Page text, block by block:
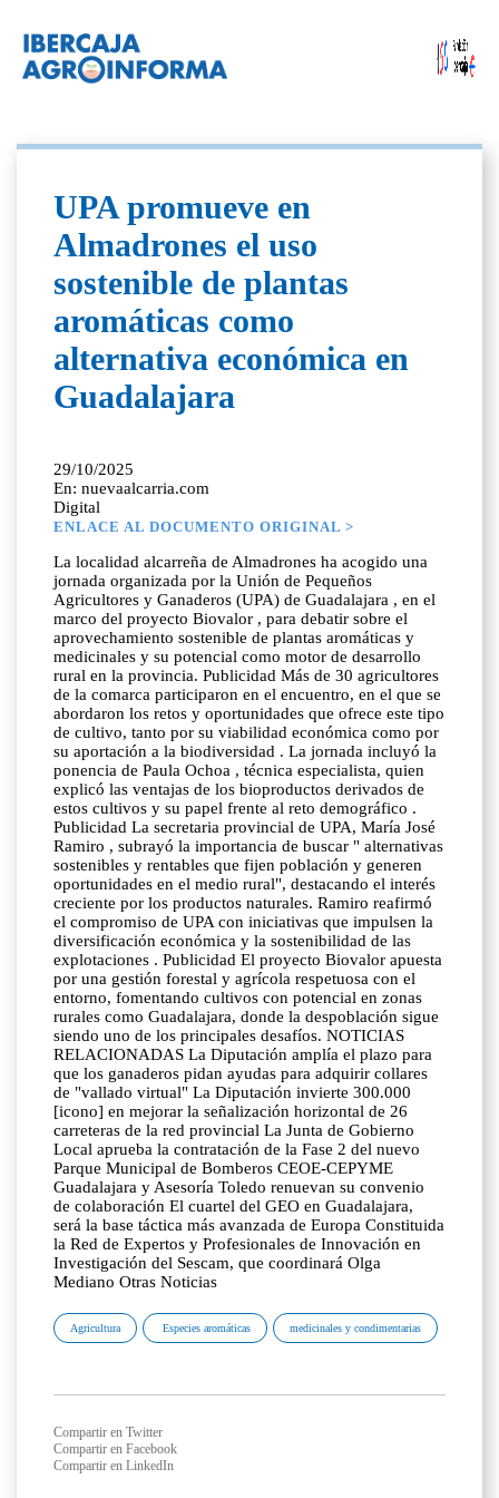
UPA promueve en
Almadrones el uso
sostenible de plantas
aromáticas como
alternativa económica en
Guadalajara
29/10/2025
En: nuevaalcarria.com
Digital
ENLACE AL DOCUMENTO ORIGINAL >
La localidad alcarreña de Almadrones ha acogido una
jornada organizada por la Unión de Pequeños
Agricultores y Ganaderos (UPA) de Guadalajara , en el
marco del proyecto Biovalor , para debatir sobre el
aprovechamiento sostenible de plantas aromáticas y
medicinales y su potencial como motor de desarrollo
rural en la provincia. Publicidad Más de 30 agricultores
de la comarca participaron en el encuentro, en el que se
abordaron los retos y oportunidades que ofrece este tipo
de cultivo, tanto por su viabilidad económica como por
su aportación a la biodiversidad . La jornada incluyó la
ponencia de Paula Ochoa , técnica especialista, quien
explicó las ventajas de los bioproductos derivados de
estos cultivos y su papel frente al reto demográfico .
Publicidad La secretaria provincial de UPA, María José
Ramiro , subrayó la importancia de buscar " alternativas
sostenibles y rentables que fijen población y generen
oportunidades en el medio rural", destacando el interés
creciente por los productos naturales. Ramiro reafirmó
el compromiso de UPA con iniciativas que impulsen la
diversificación económica y la sostenibilidad de las
explotaciones . Publicidad El proyecto Biovalor apuesta
por una gestión forestal y agrícola respetuosa con el
entorno, fomentando cultivos con potencial en zonas
rurales como Guadalajara, donde la despoblación sigue
siendo uno de los principales desafíos. NOTICIAS
RELACIONADAS La Diputación amplía el plazo para
que los ganaderos pidan ayudas para adquirir collares
de "vallado virtual" La Diputación invierte 300.000
[icono] en mejorar la señalización horizontal de 26
carreteras de la red provincial La Junta de Gobierno
Local aprueba la contratación de la Fase 2 del nuevo
Parque Municipal de Bomberos CEOE-CEPYME
Guadalajara y Asesoría Toledo renuevan su convenio
de colaboración El cuartel del GEO en Guadalajara,
será la base táctica más avanzada de Europa Constituida
la Red de Expertos y Profesionales de Innovación en
Investigación del Sescam, que coordinará Olga
Mediano Otras Noticias
Agricultura Especies aromáticas medicinales y condimentarias
Compartir en Twitter
Compartir en Facebook
Compartir en LinkedIn